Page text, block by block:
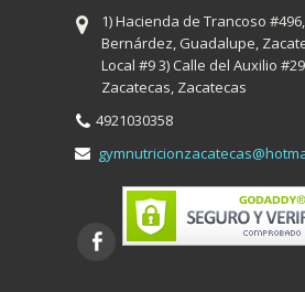
1) Hacienda de Trancoso
Bernárdez, Guadalupe,
Local #9 3) Calle del Auxilio
Zacatecas, Zacatecas
4921030358